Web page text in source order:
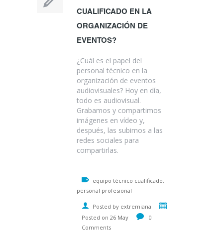
CUALIFICADO EN LA
ORGANIZACIÓN DE
EVENTOS?
¿Cuál es el papel del
personal técnico en la
organización de eventos
audiovisuales? Hoy en día,
todo es audiovisual.
Grabamos y compartimos
imágenes en vídeo y,
después, las subimos a las
redes sociales para
compartirlas.
equipo técnico cualificado,
personal profesional
Posted by extremiana
Posted on 26 May
0
Comments